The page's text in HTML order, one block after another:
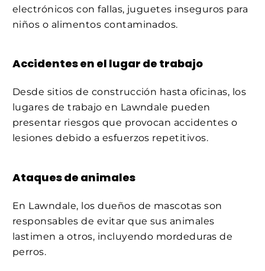
electrónicos con fallas, juguetes inseguros para
niños o alimentos contaminados.
Accidentes en el lugar de trabajo
Desde sitios de construcción hasta oficinas, los
lugares de trabajo en Lawndale pueden
presentar riesgos que provocan accidentes o
lesiones debido a esfuerzos repetitivos.
Ataques de animales
En Lawndale, los dueños de mascotas son
responsables de evitar que sus animales
lastimen a otros, incluyendo mordeduras de
perros.